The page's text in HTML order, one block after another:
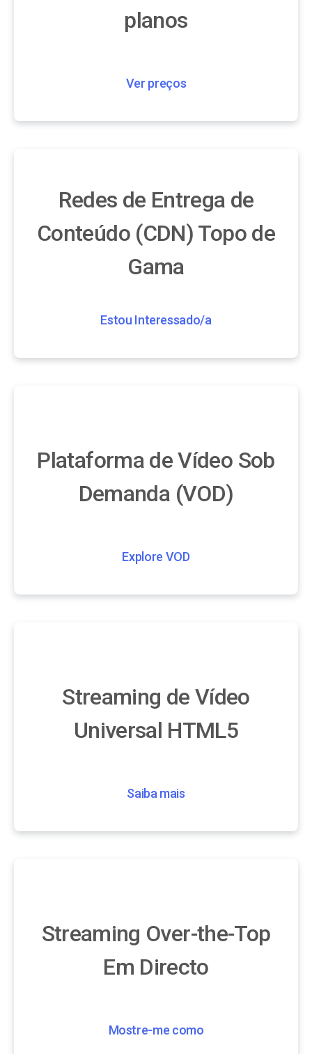
planos
Ver preços
Redes de Entrega de
Conteúdo (CDN) Topo de
Gama
Estou Interessado/a
Plataforma de Vídeo Sob
Demanda (VOD)
Explore VOD
Streaming de Vídeo
Universal HTML5
Saiba mais
Streaming Over-the-Top
Em Directo
Mostre-me como